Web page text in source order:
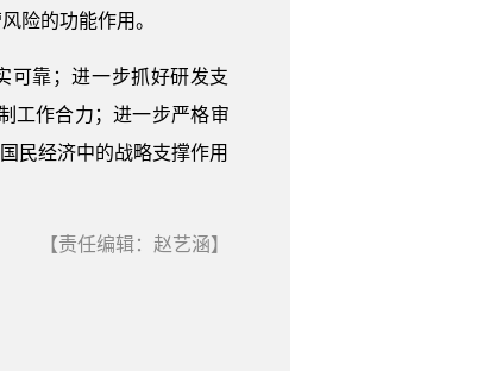
险的功能作用。
可靠；进一步抓好研发支
工作合力；进一步严格审
民经济中的战略支撑作用
【责任编辑：赵艺涵】